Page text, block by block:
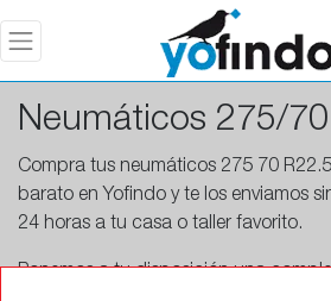
Neumáticos 275/
Compra tus neumáticos 275 70
barato en Yofindo y te los enviamos
24 horas a tu casa o taller favorito.
Ponemos a tu disposición una